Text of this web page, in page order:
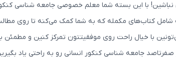
نباشین! با این بسته شما معلم خصوصی جامعه شناسی
کتاب‌های مکمله که به شما کمک می‌کنه تا روی
با خیال راحت روی موفقیتتون تمرکز کنین و
جامعه شناسی کنکور انسانی رو به راحتی یاد